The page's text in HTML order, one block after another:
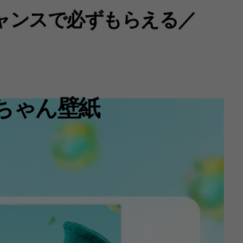
ンスで必ずもらえる／
ゃん壁紙